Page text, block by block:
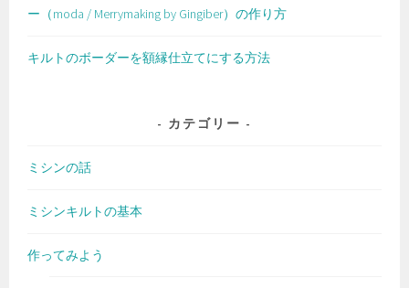
ー（moda / Merrymaking by Gingiber）の作り方
キルトのボーダーを額縁仕立てにする方法
カテゴリー
ミシンの話
ミシンキルトの基本
作ってみよう